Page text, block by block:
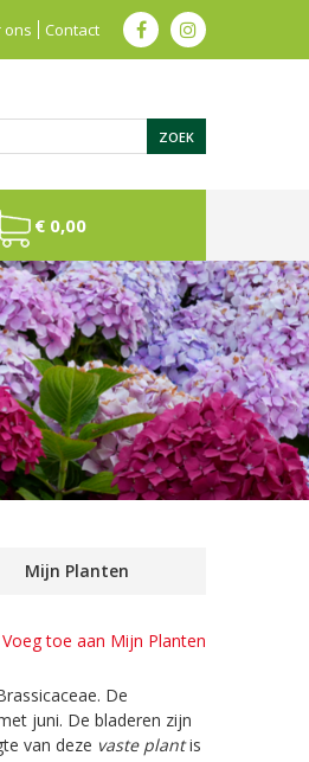
ons Contact
€ 0,00
Mijn Planten
Voeg toe aan Mijn Planten
De
juni. De bladeren zijn
van deze vaste plantis